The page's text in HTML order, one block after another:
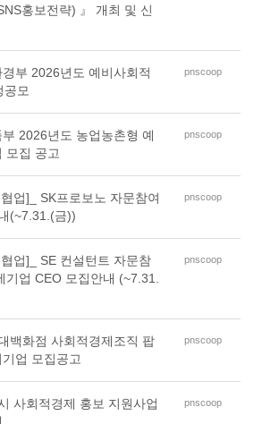
홍보전략) 』 개최 및 신
부 2026년도 예비사회적
공모
pnscoop
2026년도 농업농촌형 예
모집 공고
pnscoop
업]_ SK프로보노 자문참여
(~7.31.(금))
pnscoop
업]_ SE 컨설턴트 자문참
기업 CEO 모집안내 (~7.31.
pnscoop
백화점 사회적경제조직 팝
업 모집공고
pnscoop
사회적경제 홍보 지원사업
pnscoop